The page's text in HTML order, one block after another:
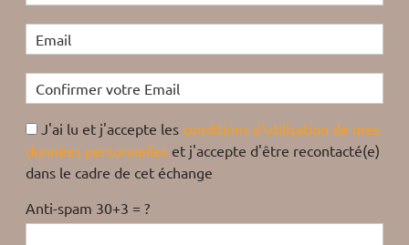
J'ai lu et j'accepte les conditions d'utilisation de mes
données personnelles et j'accepte d'être recontacté(e)
dans le cadre de cet échange
Anti-spam 30+3 = ?